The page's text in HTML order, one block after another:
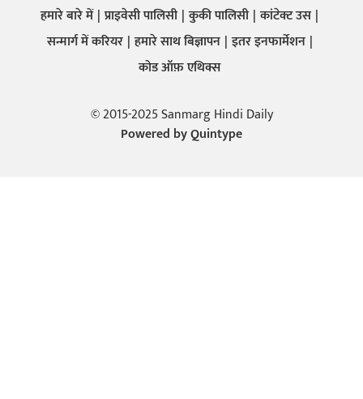
हमारे बारे में प्राइवेसी पालिसी कुकी पालिसी कांटेक्ट उस
सन्मार्ग में करियर हमारे साथ बिज्ञापन इतर इनफार्मेशन
कोड ऑफ़ एथिक्स
© 2015-2025 Sanmarg Hindi Daily
Powered byQuintype